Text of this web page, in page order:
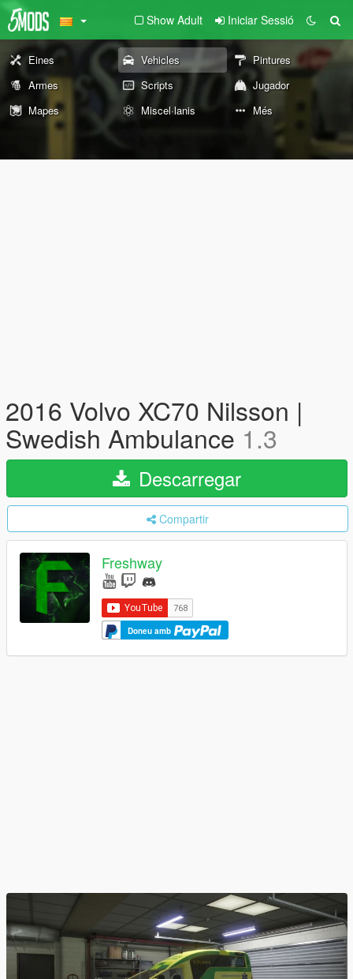
Show Adult Iniciar Sessió
Eines Vehicles
Pintures
Armes
Scripts
Jugador
Mapes
Miscel·lanis Més
2016 Volvo XC70 Nilsson |
Swedish Ambulance 1.3
Descarregar
Compartir
Freshway
Doneu amb